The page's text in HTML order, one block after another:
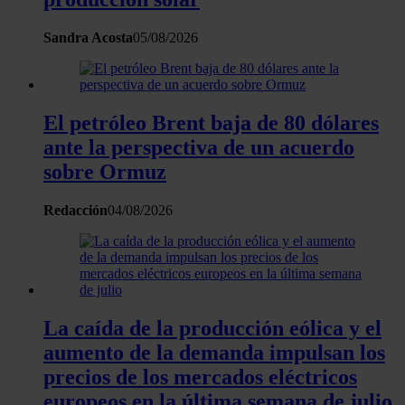
Sandra Acosta05/08/2026
El petróleo Brent baja de 80 dólares
ante la perspectiva de un acuerdo
sobre Ormuz
Redacción04/08/2026
La caída de la producción eólica y el
aumento de la demanda impulsan los
precios de los mercados eléctricos